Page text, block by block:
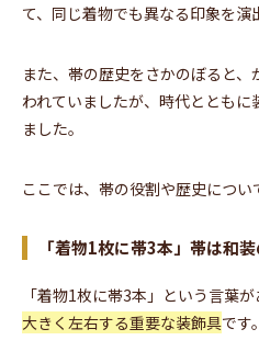
て、同じ着物でも異なる印象を演
また、帯の歴史をさかのぼると
われていましたが、時代ととも
ました。
ここでは、帯の役割や歴史につい
「着物1枚に帯3本」帯は和
「着物1枚に帯3本」という言葉が
大きく左右する重要な装飾具です。